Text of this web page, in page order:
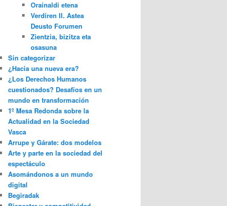
Orainaldi etena
Verdiren II. Astea
Deusto Forumen
Zientzia, bizitza eta
osasuna
Sin categorizar
¿Hacia una nueva era?
¿Los Derechos Humanos
cuestionados? Desafíos en un
mundo en transformación
1º Mesa Redonda sobre la
Actualidad en la Sociedad
Vasca
Arrupe y Gárate: dos modelos
Arte y parte en la sociedad del
espectáculo
Asomándonos a un mundo
digital
Begiradak